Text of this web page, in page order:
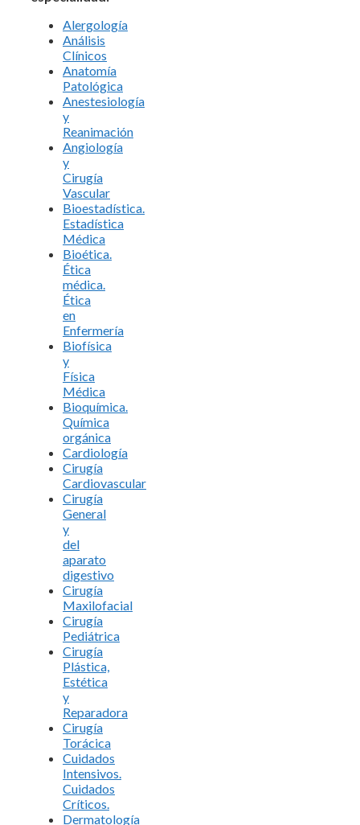
Alergología
Análisis
Clínicos
Anatomía
Patológica
Anestesiología
y
Reanimación
Angiología
y
Cirugía
Vascular
Bioestadística.
Estadística
Médica
Bioética.
Ética
médica.
Ética
en
Enfermería
Biofísica
y
Física
Médica
Bioquímica.
Química
orgánica
Cardiología
Cirugía
Cardiovascular
Cirugía
General
y
del
aparato
digestivo
Cirugía
Maxilofacial
Cirugía
Pediátrica
Cirugía
Plástica,
Estética
y
Reparadora
Cirugía
Torácica
Cuidados
Intensivos.
Cuidados
Críticos.
Dermatología